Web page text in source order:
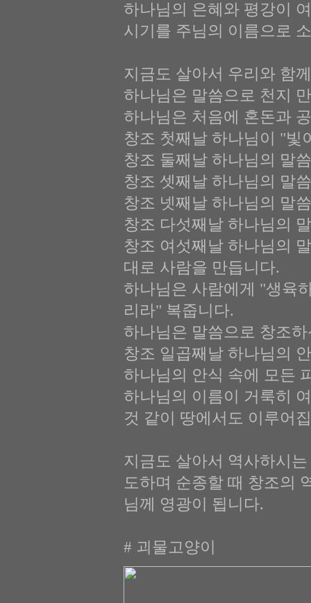
하나님의 은혜와 평강이
시기를 주님의 이름으로
지금도 살아서 우리와 함
하나님은 말씀으로 천지
하나님은 처음에 혼돈과
창조 첫째날 하나님이 "빛
창조 둘째날 하나님의 말
창조 셋째날 하나님의 말
창조 넷째날 하나님의 말
창조 다섯째날 하나님의
창조 여섯째날 하나님의
대로 사람을 만듭니다.
하나님은 사람에게 "생육
리라" 복줍니다.
하나님은 말씀으로 창조
창조 일곱째날 하나님의
하나님의 안식 속에 모든
하나님의 이름이 거룩히
것 같이 땅에서도 이루어
지금도 살아서 역사하시
도하며 순종할 때 창조의
님께 영광이 됩니다.
# 괴물고양이